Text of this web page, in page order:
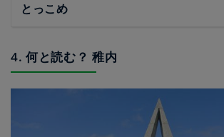
とっこめ
4. 何と読む？ 稚内